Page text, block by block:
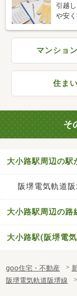
引越
や安
マンショ
住ま
そ
大小路駅周辺の駅
阪堺電気軌道
大小路駅周辺の路
大小路駅(阪堺電
goo住宅・不動産
阪堺電気軌道阪堺線